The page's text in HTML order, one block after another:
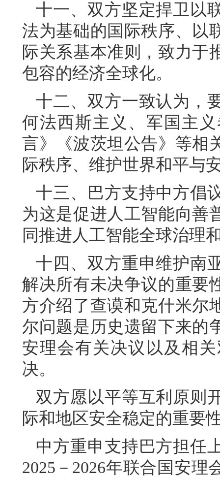
十一、双方坚定捍卫以
法为基础的国际秩序、以
际关系基本准则，致力于
包容的经济全球化。
十二、双方一致认为，
何法西斯主义、军国主
言》《波茨坦公告》等相
际秩序、维护世界和平与
十三、巴方支持中方倡
为这是促进人工智能向善
同推进人工智能全球治理
十四、双方重申维护南
解决所有未决争议的重要
方介绍了查谟和克什米尔
尔问题是历史遗留下来的
安理会有关决议以及相
决。
双方愿以平等互利原则
际和地区安全稳定的重要
中方重申支持巴方担任
2025－2026年联合国安